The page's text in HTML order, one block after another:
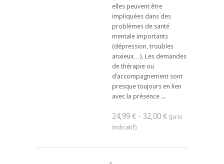
elles peuvent être
impliquées dans des
problèmes de santé
mentale importants
(dépression, troubles
anxieux…). Les demandes
de thérapie ou
d’accompagnement sont
presque toujours en lien
avec la présence ...
24,99 € - 32,00 €